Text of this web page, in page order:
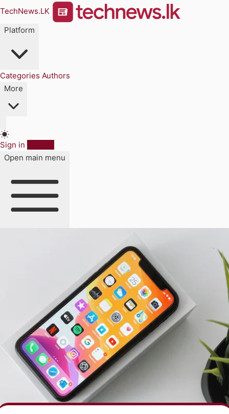
TechNews.LK
Platform
Categories Authors
More
Sign in
Open main menu